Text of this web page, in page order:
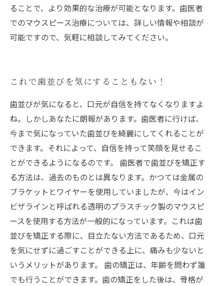
ることで、より効果的な治療が可能となります。歯医者
でのマウスピース治療については、詳しい情報や相談が
可能ですので、気軽に相談してみてください。
これで歯並びを気にすることもない！
歯並びが気になると、口元が自信を持てなくなりますよ
ね。しかしあなたに朗報があります。歯医者に行けば、
今まで気になっていた歯並びを綺麗にしてくれることが
できます。それによって、自信を持って笑顔を見せるこ
とができるようになるのです。 歯医者で歯並びを矯正す
る方法は、過去のものとは異なります。かつては金属の
ブラケットとワイヤーを使用していましたが、今はイン
ビザラインと呼ばれる透明のプラスチック製のマウスピ
ースを使用する方法が一般的になっています。これは歯
並びを矯正する際に、目立たない方法であるため、口元
を気にせずに過ごすことができる上に、痛みも少ないと
いうメリットがあります。 歯の矯正は、年齢を問わず誰
でも行うことができます。歯の矯正をした後は、骨格が